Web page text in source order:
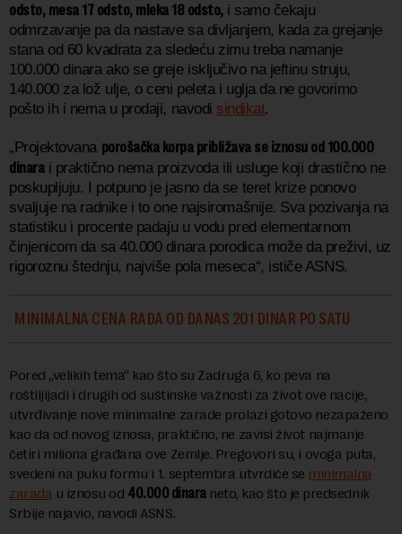
odsto, mesa 17 odsto, mleka 18 odsto, i samo čekaju
odmrzavanje pa da nastave sa divljanjem, kada za grejanje
stana od 60 kvadrata za sledeću zimu treba namanje
100.000 dinara ako se greje isključivo na jeftinu struju,
140.000 za lož ulje, o ceni peleta i uglja da ne govorimo
pošto ih i nema u prodaji, navodi sindikat.
„Projektovana porošačka korpa približava se iznosu od 100.000
dinarai praktično nema proizvoda ili usluge koji drastično ne
poskupljuju. I potpuno je jasno da se teret krize ponovo
svaljuje na radnike i to one najsiromašnije. Sva pozivanja na
statistiku i procente padaju u vodu pred elementarnom
činjenicom da sa 40.000 dinara porodica može da preživi, uz
rigoroznu štednju, najviše pola meseca“, ističe ASNS.
MINIMALNA CENA RADA OD DANAS 201 DINAR PO SATU
Pored „velikih tema“ kao što su Zadruga 6, ko peva na
roštiljijadi i drugih od suštinske važnosti za život ove nacije,
utvrđivanje nove minimalne zarade prolazi gotovo nezapaženo
kao da od novog iznosa, praktično, ne zavisi život najmanje
četiri miliona građana ove Zemlje. Pregovori su, i ovoga puta,
svedeni na puku formu i 1. septembra utvrdiće se minimalna
zarada u iznosu od 40.000 dinaraneto, kao što je predsednik
Srbije najavio, navodi ASNS.